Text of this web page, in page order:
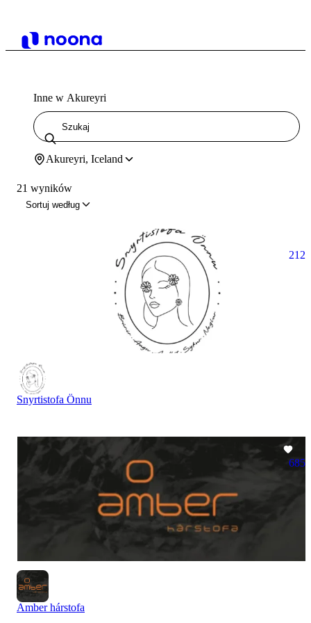
Inne w Akureyri
Akureyri, Iceland
21 wyników
Sortuj według
212
Snyrtistofa Önnu
685
Amber hárstofa